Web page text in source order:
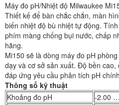
Máy đo pH/Nhiệt độ Milwaukee
Thiết kế để bàn chắc chắn, màn
biến nhiệt độ bù nhiệt tự động.
phím màng chống bụi nước, chấp
hãng.
Mi150 sẽ là dòng máy đo pH
dạy và cơ sở sản xuất. Độ bền
đáp ứng yêu cầu phân tích pH
Thông số kỹ thuật
Khoảng đo pH
-2.00